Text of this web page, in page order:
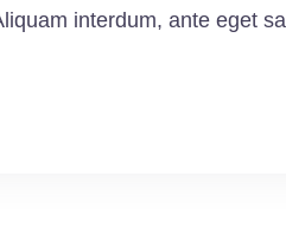
interdum, ante eget